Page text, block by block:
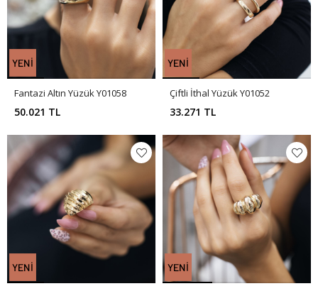
Fantazi Altın Yüzük Y01058
50.021 TL
Çiftli İthal Yüzük Y01052
33.271 TL